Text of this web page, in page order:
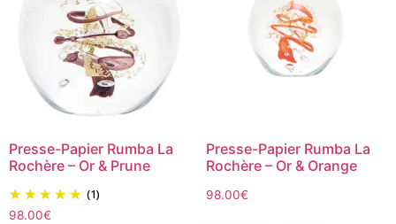
Presse-Papier Rumba La
Rochère – Or & Prune
(1)
98.00€
Presse-Papier Rumba La
Rochère – Or & Orange
98.00€